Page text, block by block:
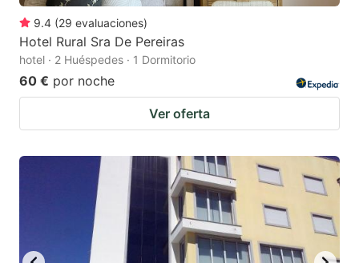
9.4 (29 evaluaciones)
Hotel Rural Sra De Pereiras
hotel · 2 Huéspedes · 1 Dormitorio
60 € por noche
Ver oferta